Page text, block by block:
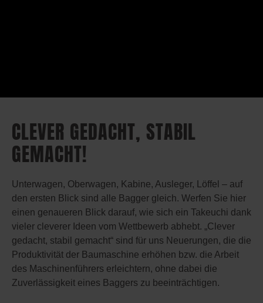
CLEVER GEDACHT, STABIL
GEMACHT!
Unterwagen, Oberwagen, Kabine, Ausleger, Löffel – auf
den ersten Blick sind alle Bagger gleich. Werfen Sie hier
einen genaueren Blick darauf, wie sich ein Takeuchi dank
vieler cleverer Ideen vom Wettbewerb abhebt. „Clever
gedacht, stabil gemacht“ sind für uns Neuerungen, die die
Produktivität der Baumaschine erhöhen bzw. die Arbeit
des Maschinenführers erleichtern, ohne dabei die
Zuverlässigkeit eines Baggers zu beeinträchtigen.